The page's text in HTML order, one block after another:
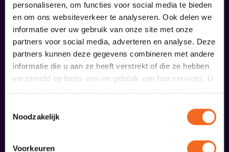
personaliseren, om functies voor social media te bieden
en om ons websiteverkeer te analyseren. Ook delen we
informatie over uw gebruik van onze site met onze
partners voor social media, adverteren en analyse. Deze
partners kunnen deze gegevens combineren met andere
informatie die u aan ze heeft verstrekt of die ze hebben
verzameld op basis van uw gebruik van hun services. U
Noodzakelijk
Voorkeuren
liefhebbers bestelden ook...
29
augustus